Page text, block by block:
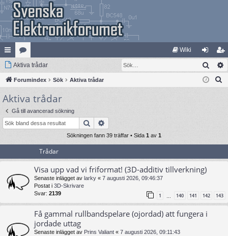
na
bb
lä
nk
ar
at
eg
ori
er
Wiki
og
ga
li
m
Aktiva trådar Sök
Forumindex Sök Aktiva trådar
Aktiva trådar
Gå till avancerad sökning
Sök
Sökningen fann 39 träffar • Sida 1 av 1
Trådar
Visa upp vad vi friformat! (3D-additiv tillverkning)
Senaste inlägget av larky « 7 augusti 2026, 09:46:37
Postat i 3D-Skrivare
Svar: 2139 1 … 140 141 142 143
Få gammal rullbandspelare (ojordad) att fungera i
jordade uttag
Senaste inlägget av Prins Valiant « 7 augusti 2026, 09:11:43